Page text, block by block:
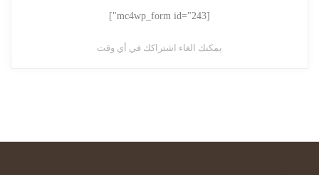
[mc4wp_form id="243"]
يمكنك الغاء اشتراكك في أي وقت